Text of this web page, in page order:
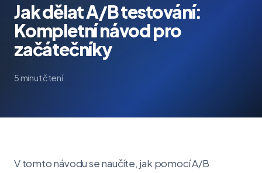
Jak dělat A/B testování:
Kompletní návod pro
začátečníky
5 minut čtení
V tomto návodu se naučíte, jak pomocí A/B